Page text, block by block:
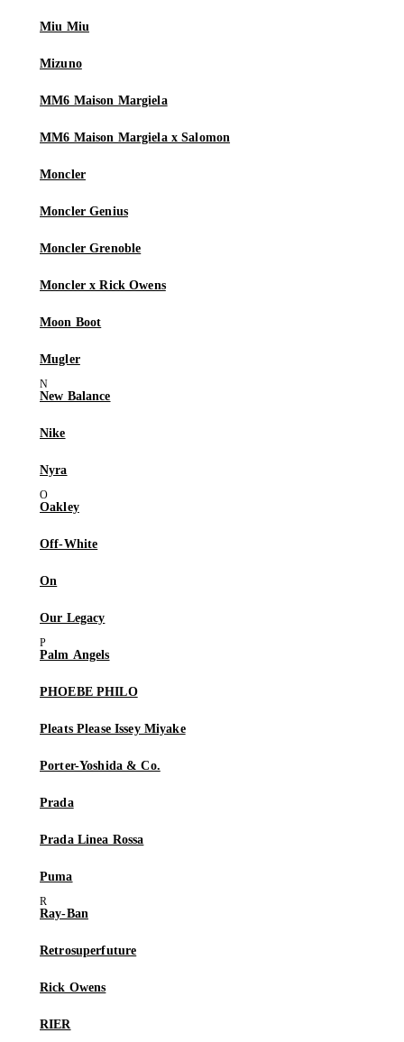
Miu Miu
Mizuno
MM6 Maison Margiela
MM6 Maison Margiela x Salomon
Moncler
Moncler Genius
Moncler Grenoble
Moncler x Rick Owens
Moon Boot
Mugler
New Balance
Nike
Nyra
Oakley
Off-White
On
Our Legacy
Palm Angels
PHOEBE PHILO
Pleats Please Issey Miyake
Porter-Yoshida & Co.
Prada
Prada Linea Rossa
Puma
Ray-Ban
Retrosuperfuture
Rick Owens
RIER